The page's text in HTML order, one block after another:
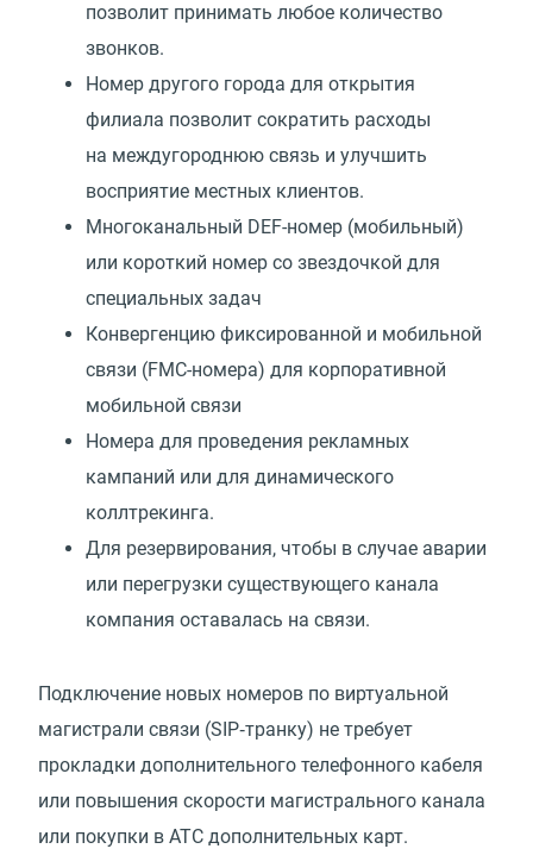
позволит принимать любое количество
звонков.
Номер другого города для открытия
филиала позволит сократить расходы
на междугороднюю связь и улучшить
восприятие местных клиентов.
Многоканальный DEF-номер (мобильный)
или короткий номер со звездочкой для
специальных задач
Конвергенцию фиксированной и мобильной
связи (FMC-номера) для корпоративной
мобильной связи
Номера для проведения рекламных
кампаний или для динамического
коллтрекинга.
Для резервирования, чтобы в случае аварии
или перегрузки существующего канала
компания оставалась на связи.
Подключение новых номеров по виртуальной
магистрали связи (SIP‑транку) не требует
прокладки дополнительного телефонного кабеля
или повышения скорости магистрального канала
или покупки в АТС дополнительных карт.